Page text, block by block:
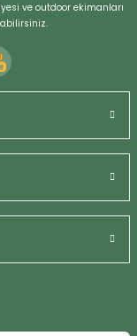
ve outdoor ekimanları